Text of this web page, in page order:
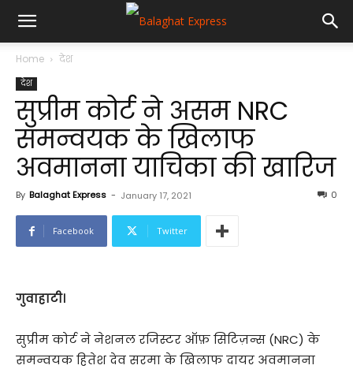
Home देश
देश
सुप्रीम कोर्ट ने असम NRC
समन्वयक के खिलाफ
अवमानना याचिका की खारिज
By Balaghat Express - January 17, 2021 0
Facebook Twitter
गुवाहाटी।
सुप्रीम कोर्ट ने नेशनल रजिस्टर ऑफ़ सिटिज़न्स (NRC) के
समन्वयक हितेश देव सरमा के खिलाफ दायर अवमानना